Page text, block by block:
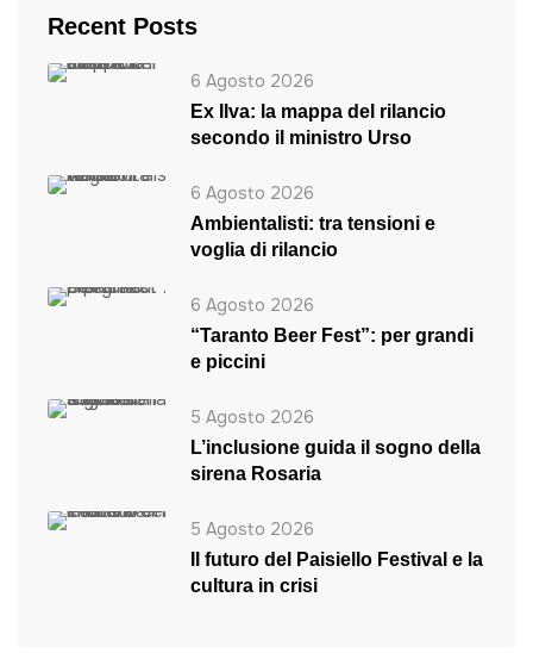
Recent Posts
6 Agosto 2026
Ex Ilva: la mappa del rilancio
secondo il ministro Urso
6 Agosto 2026
Ambientalisti: tra tensioni e
voglia di rilancio
6 Agosto 2026
“Taranto Beer Fest”: per grandi
e piccini
5 Agosto 2026
L’inclusione guida il sogno della
sirena Rosaria
5 Agosto 2026
Il futuro del Paisiello Festival e la
cultura in crisi